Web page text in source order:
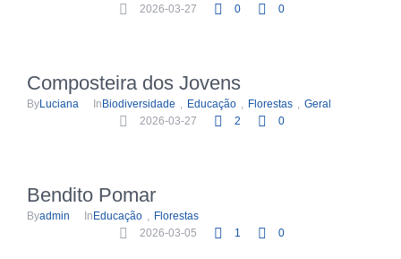
2026-03-27
0 0
Composteira dos Jovens
ByLuciana In Biodiversidade , Educação , Florestas , Geral
2026-03-27
2 0
Bendito Pomar
Byadmin In Educação , Florestas
2026-03-05
1 0